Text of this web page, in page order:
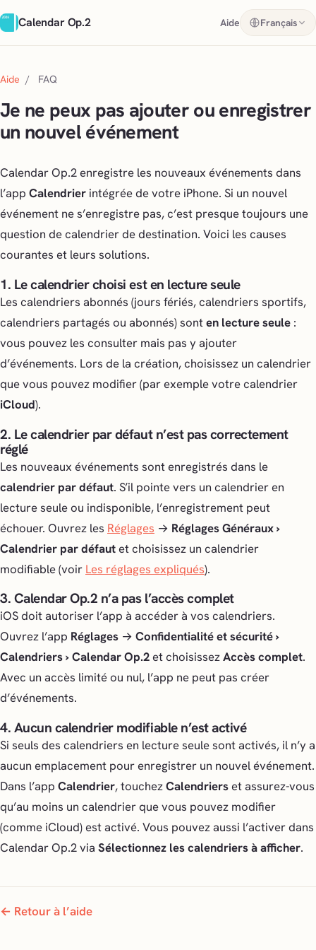
Calendar Op.2 Aide Français
Aide / FAQ
Je ne peux pas ajouter ou enregistrer
un nouvel événement
Calendar Op.2 enregistre les nouveaux événements dans
l’app Calendrier intégrée de votre iPhone. Si un nouvel
événement ne s’enregistre pas, c’est presque toujours une
question decalendrier de destination. Voici les causes
courantes et leurs solutions.
1. Le calendrier choisi est en lecture seule
Les calendriers abonnés (jours fériés, calendriers sportifs,
calendriers partagés ou abonnés) sonten lecture seule :
vous pouvez les consulter mais pas y ajouter
d’événements. Lors de la création, choisissez un calendrier
que vous pouvez modifier (par exemple votre calendrier
iCloud).
2. Le calendrier par défaut n’est pas correctement
réglé
Les nouveaux événements sont enregistrés dans le
calendrier par défaut. S’il pointe vers un calendrier en
lecture seule ou indisponible, l’enregistrement peut
échouer. Ouvrez les Réglages → Réglages Généraux ›
Calendrier par défautet choisissez un calendrier
modifiable (voir Les réglages expliqués).
3. Calendar Op.2 n’a pas l’accès complet
iOS doit autoriser l’app à accéder à vos calendriers.
Ouvrez l’app Réglages → Confidentialité et sécurité ›
Calendriers › Calendar Op.2et choisissezAccès complet.
Avec un accès limité ou nul, l’app ne peut pas créer
d’événements.
4. Aucun calendrier modifiable n’est activé
Si seuls des calendriers en lecture seule sont activés, il n’y a
aucun emplacement pour enregistrer un nouvel événement.
Dans l’app Calendrier, touchezCalendrierset assurez-vous
qu’au moins un calendrier que vous pouvez modifier
(comme iCloud) est activé. Vous pouvez aussi l’activer dans
Calendar Op.2 via Sélectionnez les calendriers à afficher.
← Retour à l’aide